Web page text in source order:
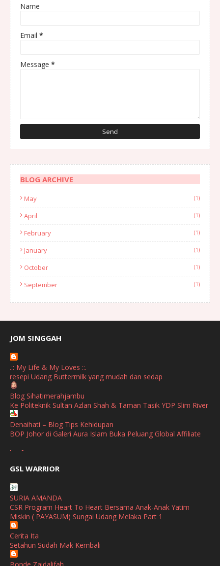
Name
Email *
Message *
BLOG ARCHIVE
May (1)
April (1)
February (1)
January (1)
October (1)
September (1)
August (1)
July
June
January
September (2)
April
March (1)
January
November
September
August
JOM SINGGAH
.:: My Life & My Loves ::.
resepi Udang Buttermilk yang mudah dan sedap
Blog Sihatimerahjambu
Ke Politeknik Sultan Azlan Shah & Taman Tasik YDP Slim River
Denaihati – Blog Tips Kehidupan
BOP Johor di Galeri Aura Islam Buka Peluang Global Affiliate
broframestone
Buatan Malaysia
SHALIMAR YUSOF
Selamat Maju Jaya Untuk Puan Intan
Show All
GSL WARRIOR
SURIA AMANDA
CSR Program Heart To Heart Bersama Anak-Anak Yatim
Miskin ( PAYASUM) Sungai Udang Melaka Part 1
Cerita Ita
Setahun Sudah Mak Kembali